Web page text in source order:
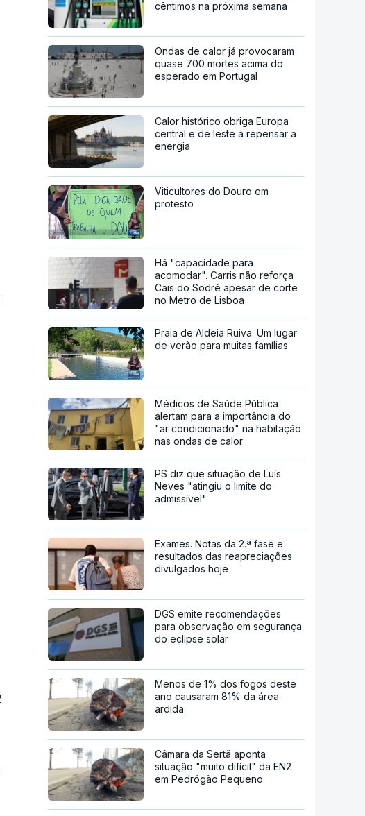
cêntimos na próxima semana
Ondas de calor já provocaram
quase 700 mortes acima do
esperado em Portugal
Calor histórico obriga Europa
central e de leste a repensar a
energia
Viticultores do Douro em
protesto
Há "capacidade para
acomodar". Carris não reforça
Cais do Sodré apesar de corte
no Metro de Lisboa
Praia de Aldeia Ruiva. Um lugar
de verão para muitas famílias
Médicos de Saúde Pública
alertam para a importância do
"ar condicionado" na habitação
nas ondas de calor
PS diz que situação de Luís
Neves "atingiu o limite do
admissível"
Exames. Notas da 2.ª fase e
resultados das reapreciações
divulgados hoje
DGS emite recomendações
para observação em segurança
do eclipse solar
Menos de 1% dos fogos deste
ano causaram 81% da área
ardida
Câmara da Sertã aponta
situação "muito difícil" da EN2
em Pedrógão Pequeno